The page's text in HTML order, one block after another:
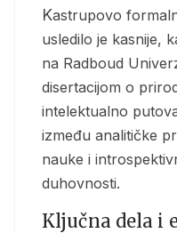
Kastrupovo formalno obrazovanje iz filozofije
usledilo je kasnije,
na Radboud
disertacijom o
intelektualno
između analitičke
nauke i
duhovnosti.
Ključna dela i